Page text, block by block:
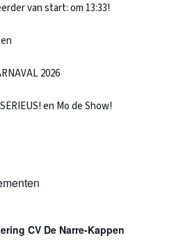
van start: om 13:33!
2026
en Mo de Show!
CV De Narre-Kappen